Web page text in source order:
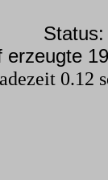
erzeugte
0.12